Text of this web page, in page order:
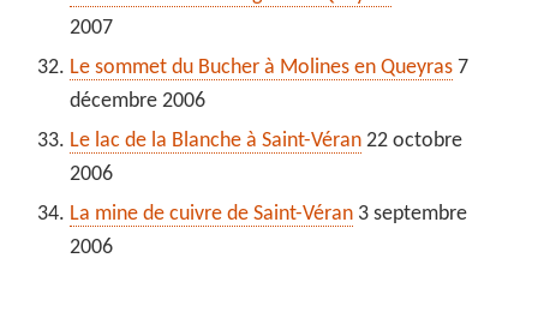
2007
Le sommet du Bucher à Molines en Queyras 7
décembre 2006
Le lac de la Blanche à Saint-Véran 22 octobre
2006
La mine de cuivre de Saint-Véran 3 septembre
2006